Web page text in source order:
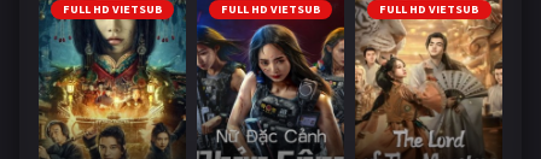
FULL HD VIETSUB FULL HD VIETSUB FULL HD VIETSUB